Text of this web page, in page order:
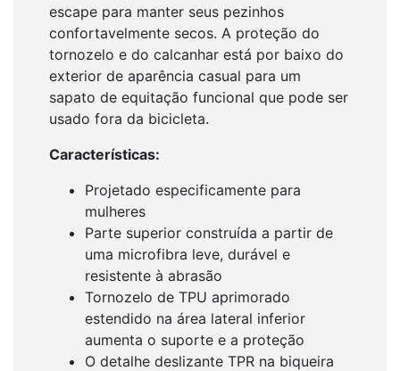
escape para manter seus pezinhos
confortavelmente secos. A proteção do
tornozelo e do calcanhar está por baixo do
exterior de aparência casual para um
sapato de equitação funcional que pode ser
usado fora da bicicleta.
Características:
Projetado especificamente para
mulheres
Parte superior construída a partir de
uma microfibra leve, durável e
resistente à abrasão
Tornozelo de TPU aprimorado
estendido na área lateral inferior
aumenta o suporte e a proteção
O detalhe deslizante TPR na biqueira